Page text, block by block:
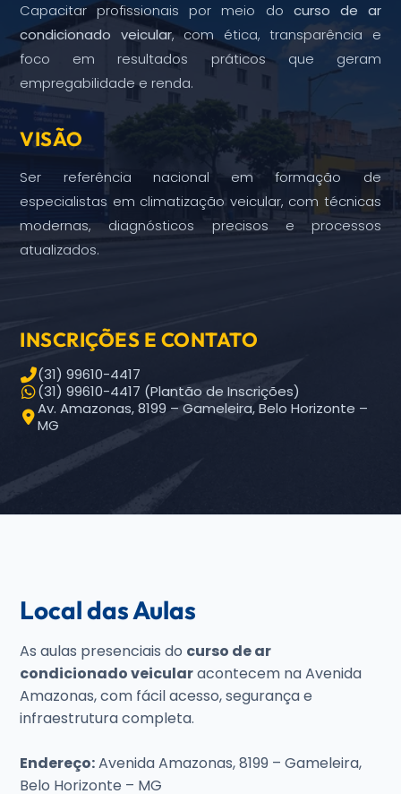
Capacitar profissionais por meio do curso de ar
condicionado veicular, com ética, transparência e
foco em resultados práticos que geram
empregabilidade e renda.
VISÃO
Ser referência nacional em formação de
especialistas em climatização veicular, com técnicas
modernas, diagnósticos precisos e processos
atualizados.
INSCRIÇÕES E CONTATO
(31) 99610-4417
(31) 99610-4417 (Plantão de Inscrições)
Av. Amazonas, 8199 – Gameleira, Belo Horizonte –
MG
Local das Aulas
As aulas presenciais do curso de ar
condicionado veicularacontecem na Avenida
Amazonas, com fácil acesso, segurança e
infraestrutura completa.
Endereço:Avenida Amazonas, 8199 – Gameleira,
Belo Horizonte – MG